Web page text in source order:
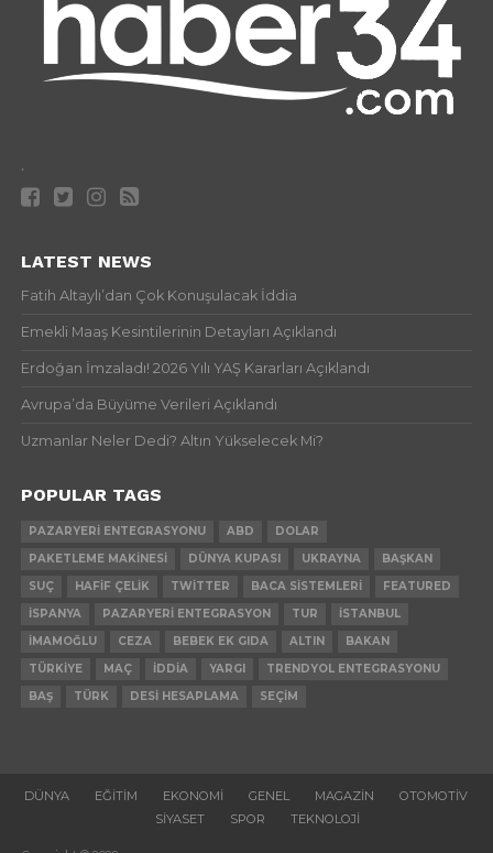
.
LATEST NEWS
Fatih Altaylı’dan Çok Konuşulacak İddia
Emekli Maaş Kesintilerinin Detayları Açıklandı
Erdoğan İmzaladı! 2026 Yılı YAŞ Kararları Açıklandı
Avrupa’da Büyüme Verileri Açıklandı
Uzmanlar Neler Dedi? Altın Yükselecek Mi?
POPULAR TAGS
PAZARYERI ENTEGRASYONU ABD
DOLAR
PAKETLEME MAKINESI
DÜNYA KUPASI UKRAYNA
BAŞKAN
SUÇ
HAFIF ÇELIK TWITTER BACA SISTEMLERI
FEATURED
İSPANYA
PAZARYERI ENTEGRASYON TUR
İSTANBUL
İMAMOĞLU
CEZA BEBEK EK GIDA ALTIN
BAKAN
TÜRKIYE
MAÇ İDDIA YARGI
TRENDYOL ENTEGRASYONU
BAŞ
TÜRK DESI HESAPLAMA SEÇIM
DÜNYA EĞITIM EKONOMI GENEL MAGAZIN
OTOMOTIV
SIYASET
SPOR TEKNOLOJI